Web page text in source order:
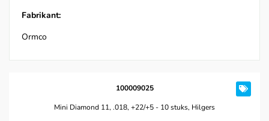
Fabrikant:
Ormco
100009025
Mini Diamond 11, .018, +22/+5 - 10 stuks, Hilgers